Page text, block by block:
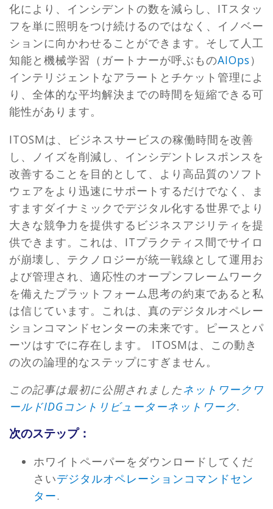
化により、インシデントの数を減らし、ITスタッ
フを単に照明をつけ続けるのではなく、イノベー
ションに向かわせることができます。そして人工
知能と機械学習（ガートナーが呼ぶものAIOps）
インテリジェントなアラートとチケット管理によ
り、全体的な平均解決までの時間を短縮できる可
能性があります。
ITOSMは、ビジネスサービスの稼働時間を改善
し、ノイズを削減し、インシデントレスポンスを
改善することを目的として、より高品質のソフト
ウェアをより迅速にサポートするだけでなく、ま
すますダイナミックでデジタル化する世界でより
大きな競争力を提供するビジネスアジリティを提
供できます。これは、ITプラクティス間でサイロ
が崩壊し、テクノロジーが統一戦線として運用お
よび管理され、適応性のオープンフレームワーク
を備えたプラットフォーム思考の約束であると私
は信じています。これは、真のデジタルオペレー
ションコマンドセンターの未来です。ピースとパ
ーツはすでに存在します。 ITOSMは、この動き
の次の論理的なステップにすぎません。
この記事は最初に公開されましたネットワークワ
ールドIDGコントリビューターネットワーク.
次のステップ：
ホワイトペーパーをダウンロードしてくだ
さいデジタルオペレーションコマンドセン
ター.